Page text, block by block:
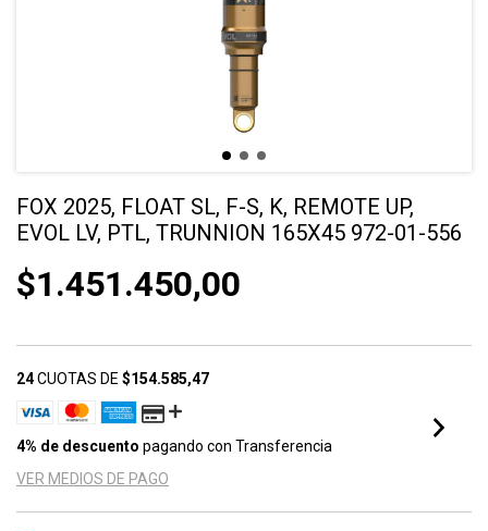
FOX 2025, FLOAT SL, F-S, K, REMOTE UP,
EVOL LV, PTL, TRUNNION 165X45 972-01-556
$1.451.450,00
24CUOTAS DE $154.585,47
4% de descuento pagando con Transferencia
VER MEDIOS DE PAGO